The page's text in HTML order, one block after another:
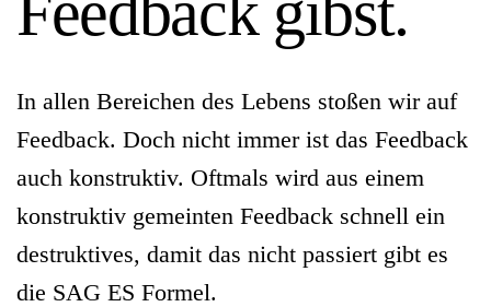
In allen Bereichen des Lebens stoßen wir auf
Feedback. Doch nicht immer ist das Feedback
auch konstruktiv. Oftmals wird aus einem
konstruktiv gemeinten Feedback schnell ein
destruktives, damit das nicht passiert gibt es
die SAG ES Formel.